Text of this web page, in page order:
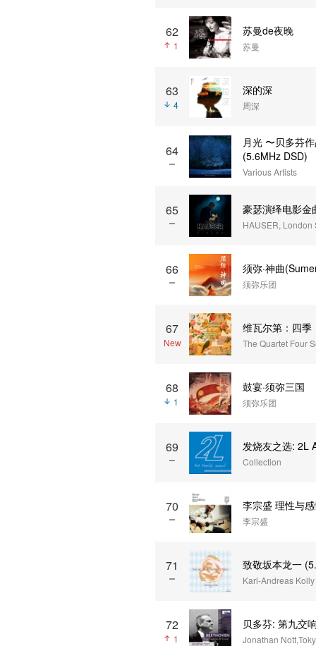
62
1
苏曼de夜晚
苏曼
63
4
深的深
周深
64
月光 〜贝多芬
(5.6MHz DSD)
Various Artists
65 豪瑟演绎电影金
HAUSER, London
66 须弥·神曲
须弥乐团
67
New
维瓦尔第：四季
The Quartet Four
68
1
鼓宴·须弥三国
须弥乐团
69 发烧友之选: 2L
Collection
70 李宗盛 理性与
李宗盛
71 致敬坂本龙一
Karl-Andreas Kolly
72
1
贝多芬: 第九交
Jonathan